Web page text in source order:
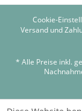
Cookie-
Versand und
* Alle Preise inkl.